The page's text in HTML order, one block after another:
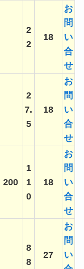
2
2
18
お
問
い
合
せ
2
7.
5
18
お
問
い
合
せ
200
1
1
0
18
お
問
い
合
せ
8
8
27
お
問
い